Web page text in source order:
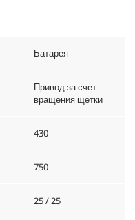
Батарея
Привод за счет
вращения щетки
430
750
25 / 25